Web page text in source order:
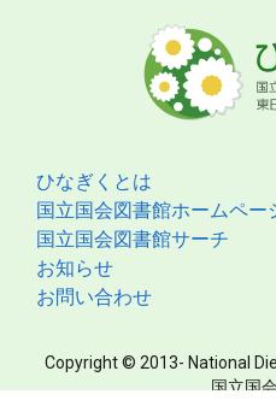
ひなぎくとは
国立国会図書館ホームペー
国立国会図書館サーチ
お知らせ
お問い合わせ
Copyright © 2013- National